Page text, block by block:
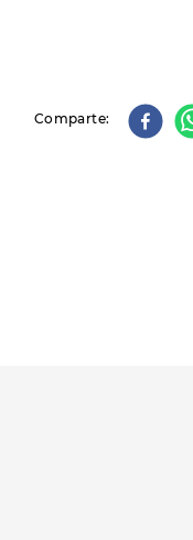
Comparte